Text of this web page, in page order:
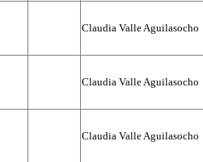
Claudia Valle Aguilasocho
Claudia Valle Aguilasocho
Claudia Valle Aguilasocho